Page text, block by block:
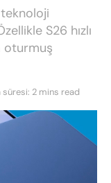
teknoloji
S26 hızlı
oturmuş
süresi: 2 mins read